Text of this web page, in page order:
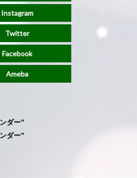
Instagram
Twitter
Facebook
Ameba